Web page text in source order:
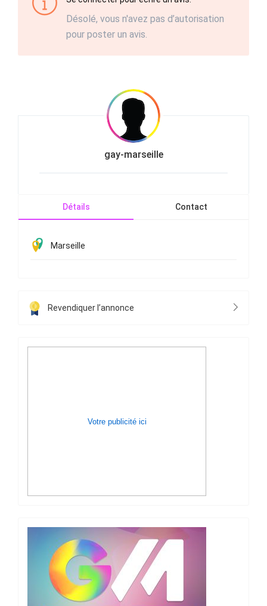
Désolé, vous n'avez pas d’autorisation
pour poster un avis.
gay-marseille
Détails Contact
Marseille
Revendiquer l’annonce
Votre publicité ici